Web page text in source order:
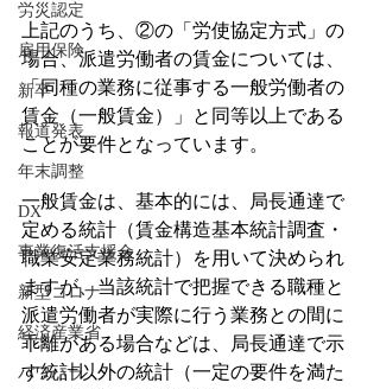
労災認定
雇用保険
新卒
報道発表
年末調整
DX
事業復活支援金
新型コロナ
経済産業省
パワハラ
上記のうち、②の「労使協定方式」の
場合、派遣労働者の賃金については、
「同種の業務に従事する一般労働者の
賃金（一般賃金）」と同等以上である
ことが要件となっています。
一般賃金は、基本的には、局長通達で
定める統計（賃金構造基本統計調査・
職業安定業務統計）を用いて決められ
ますが、当該統計で把握できる職種と
派遣労働者が実際に行う業務との間に
乖離がある場合などは、局長通達で示
す統計以外の統計（一定の要件を満た